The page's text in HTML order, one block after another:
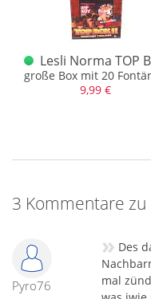
Lesli Norma TOP
große Box mit 20
9,99 €
3 Kommentare
Pyro76
» Des
mal